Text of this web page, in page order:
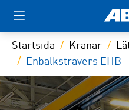
Startsida Kranar
Enbalkstravers EHB